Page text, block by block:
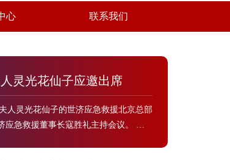
心 联系我们
灵光花仙子应邀出席
人灵光花仙子的世济应急救援北京总部